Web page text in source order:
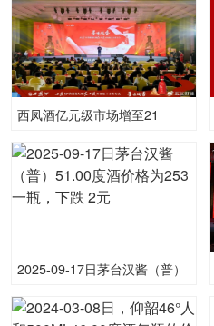
西凤酒亿元级市场增至21
个，“升级版红西凤”开创高端
凤香新纪元
2025-09-17日茅台汉酱（普）
跌 2元